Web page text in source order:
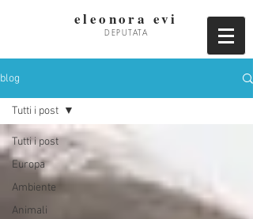
eleonora evi
DEPUTATA
blog
Tutti i post
Europa
Ambiente
Animali
Tutti i post